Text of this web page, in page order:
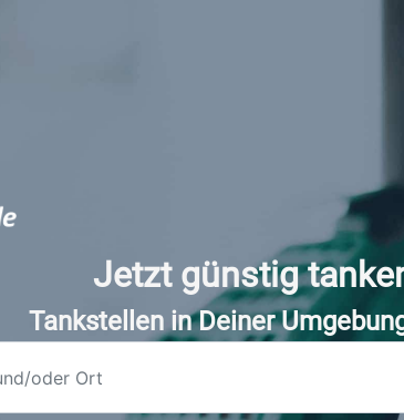
Jetzt günstig
Tankstellen in Deiner